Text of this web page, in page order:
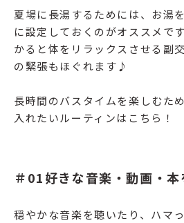
夏場に長湯するためには、お湯
に設定しておくのがオススメで
かると体をリラックスさせる副
の緊張もほぐれます♪
長時間のバスタイムを楽しむた
入れたいルーティンはこちら！
＃01好きな音楽・動画・本
穏やかな音楽を聴いたり、ハマ